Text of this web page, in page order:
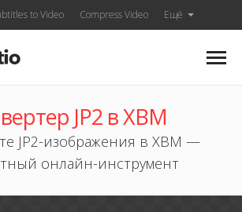
to Video Compress Video Ещё
JP2 в XBM
JP2-изображения в XBM —
онлайн-инструмент